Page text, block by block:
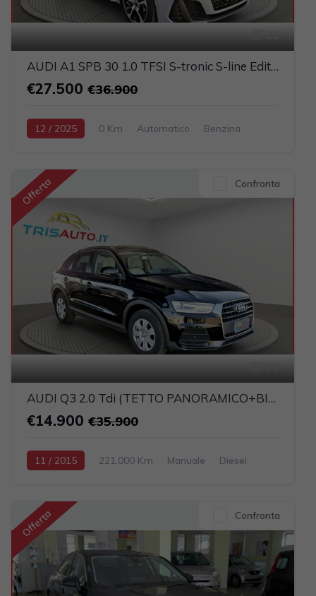
AUDI A1 SPB 30 1.0 TFSI S-tronic S-line Edition NEOPATENTATI (LED+NAVI)
€27.500 €36.900
12 / 2025 0 Km Automatico
Benzina
Offerta Confronta
AUDI Q3 2.0 Tdi (TETTO PANORAMICO+BIXENO+PELLE+NAVI)
€14.900 €35.900
11 / 2015 221.000 Km Manuale
Diesel
Offerta Confronta